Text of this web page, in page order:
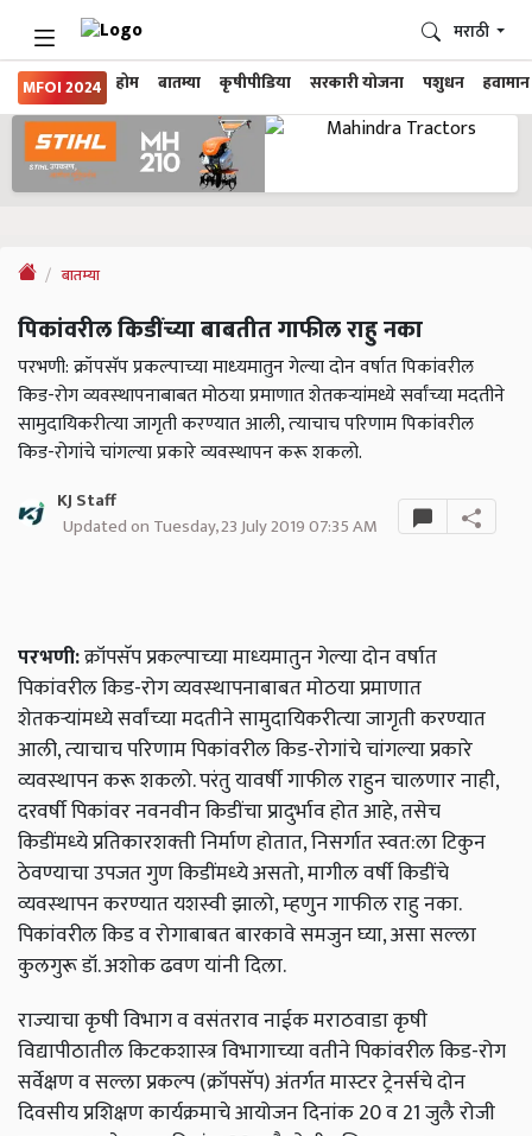
MFOI 2024 होम बातम्या कृषीपीडिया सरकारी योजना पशुधन हवामान
मराठी
बातम्या
पिकांवरील किडींच्या बाबतीत गाफील राहु नका
परभणी: क्रॉपसॅप प्रकल्‍पाच्‍या माध्‍यमातुन गेल्‍या दोन वर्षात पिकांवरील
किड-रोग व्‍यवस्‍थापनाबाबत मोठया प्रमाणात शेतकऱ्यांमध्ये सर्वांच्‍या मदतीने
सामुदायिकरीत्‍या जागृती करण्‍यात आली, त्‍याचाच परिणाम पिकांवरील
किड-रोगांचे चांगल्‍या प्रकारे व्‍यवस्‍थापन करू शकलो.
KJ Staff
Updated on Tuesday, 23 July 2019 07:35 AM
परभणी:क्रॉपसॅप प्रकल्‍पाच्‍या माध्‍यमातुन गेल्‍या दोन वर्षात
पिकांवरील किड-रोग व्‍यवस्‍थापनाबाबत मोठया प्रमाणात
शेतकऱ्यांमध्ये सर्वांच्‍या मदतीने सामुदायिकरीत्‍या जागृती करण्‍यात
आली, त्‍याचाच परिणाम पिकांवरील किड-रोगांचे चांगल्‍या प्रकारे
व्‍यवस्‍थापन करू शकलो. परंतु यावर्षी गाफील राहुन चालणार नाही,
दरवर्षी पिकांवर नवनवीन किडींचा प्रादुर्भाव होत आहे, तसेच
किडींमध्‍ये प्रतिकारशक्‍ती निर्माण होतात, निसर्गात स्‍वत:ला टिकुन
ठेवण्‍याचा उपजत गुण किडींमध्‍ये असतो, मागील वर्षी किडींचे
व्‍यवस्‍थापन करण्‍यात यशस्‍वी झालो, म्‍हणुन गाफील राहु नका.
पिकांवरील किड व रोगाबाबत बारकावे समजुन घ्‍या, असा सल्‍ला
कुलगुरू डॉ. अशोक ढवण यांनी दिला.
राज्‍याचा कृषी विभाग व वसंतराव नाईक मराठवाडा कृषी
विद्यापीठातील किटकशास्‍त्र विभागाच्‍या वतीने पिकांवरील किड-रोग
सर्वेक्षण व सल्‍ला प्रकल्‍प (क्रॉपसॅप) अंतर्गत मास्‍टर ट्रेनर्सचे दोन
दिवसीय प्रशिक्षण कार्यक्रमाचे आयोजन दिनांक 20 व 21 जुलै रोजी